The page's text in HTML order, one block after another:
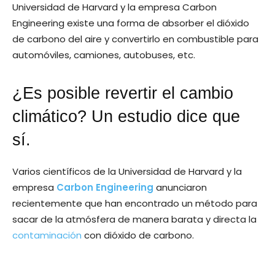
Universidad de Harvard y la empresa Carbon
Engineering existe una forma de absorber el dióxido
de carbono del aire y convertirlo en combustible para
automóviles, camiones, autobuses, etc.
¿Es posible revertir el cambio
climático? Un estudio dice que
sí.
Varios científicos de la Universidad de Harvard y la
empresa Carbon Engineering anunciaron
recientemente que han encontrado un método para
sacar de la atmósfera de manera barata y directa la
contaminación con dióxido de carbono.